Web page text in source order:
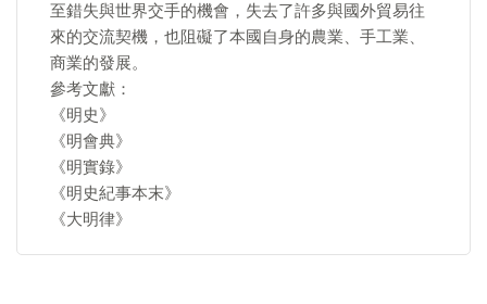
至錯失與世界交手的機會，失去了許多與國外貿易往
來的交流契機，也阻礙了本國自身的農業、手工業、
商業的發展。
參考文獻：
《明史》
《明會典》
《明實錄》
《明史紀事本末》
《大明律》